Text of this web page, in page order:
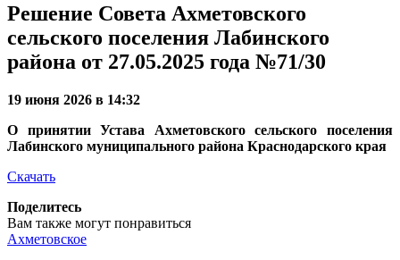
Решение Совета Ахметовского
сельского поселения Лабинского
района от 27.05.2025 года №71/30
19 июня 2026 в 14:32
О принятии Устава Ахметовского сельского поселения
Лабинского муниципального района Краснодарского края
Скачать
Поделитесь
Вам также могут понравиться
Ахметовское